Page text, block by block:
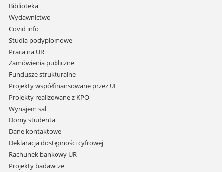
i
przejdź
do
treści
Biblioteka
Wydawnictwo
Covid info
Studia podyplomowe
Praca na UR
Zamówienia publiczne
Fundusze strukturalne
Projekty współfinansowane przez UE
Projekty realizowane z KPO
Wynajem sal
Domy studenta
Dane kontaktowe
Deklaracja dostępności cyfrowej
Rachunek bankowy UR
Projekty badawcze